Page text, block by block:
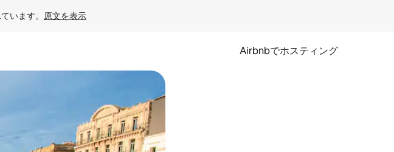
います。 原文を表示
Airbnbでホスティング